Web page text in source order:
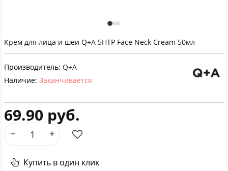
Крем для лица и шеи Q+A 5НТР Face Neck Cream 50мл
Производитель: Q+A
Наличие: Заканчивается
69.90 руб.
Купить в один клик